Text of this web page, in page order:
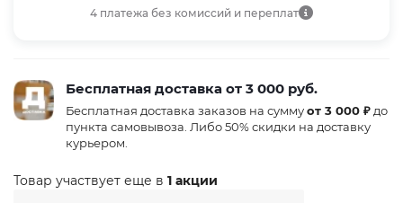
4 платежа без комиссий и переплат
Бесплатная доставка от 3 000 руб.
Бесплатная доставка заказов на суммуот 3 000 ₽ до
пункта самовывоза. Либо 50% скидки на доставку
курьером.
Товар участвует еще в 1 акции